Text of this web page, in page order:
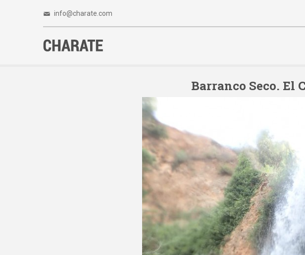
info@charate.com
Barranco Seco. El